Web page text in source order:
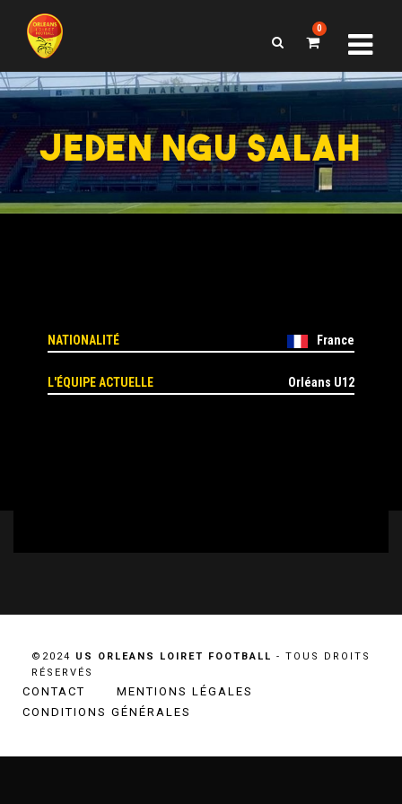
0
JEDEN NGU SALAH
NATIONALITÉ France
L'ÉQUIPE ACTUELLE Orléans U12
©2024 US ORLEANS LOIRET FOOTBALL - TOUS DROITS
RÉSERVÉS
CONTACT
MENTIONS LÉGALES
CONDITIONS GÉNÉRALES